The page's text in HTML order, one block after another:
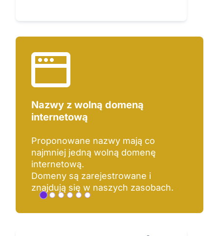
Nazwy z wolną domeną
internetową
Proponowane nazwy mają co
najmniej jedną wolną domenę
internetową.
Domeny są zarejestrowane i
znajdują się w naszych zasobach.